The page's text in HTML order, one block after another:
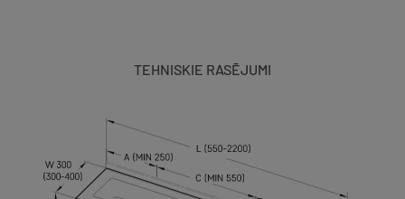
TEHNISKIE RASĒJUMI